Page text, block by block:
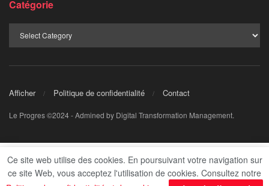
Catégorie
Afficher Politique de confidentialité Contact
Le Progres ©2024 - Admined by Digital Transformation Management.
Ce site web utilise des cookies. En poursuivant votre navigation sur
ce site Web, vous acceptez l'utilisation de cookies. Consultez notre